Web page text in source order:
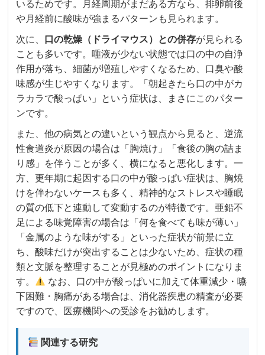
いるためです。月経周期がまだある方なら、排卵前後
や月経前に酸味が強まるパターンも見られます。
次に、 口の乾燥（ドライマウス）との併存が見られる
ことも多いです。唾液が少ない状態では口の中の自浄
作用が落ち、細菌が増殖しやすくなるため、口臭や酸
味感が生じやすくなります。「朝起きたら口の中がカ
ラカラで酸っぱい」という症状は、まさにこのパター
ンです。
また、他の病気との違いという観点から見ると、逆流
性食道炎が原因の場合は「胸焼け」「食後の胸の詰ま
り感」を伴うことが多く、横になると悪化します。一
方、更年期に起因する口の中が酸っぱい症状は、胸焼
けを伴わないケースも多く、精神的なストレスや睡眠
の質の低下と連動して変動するのが特徴です。亜鉛不
足による味覚障害の場合は「何を食べても味が薄い」
「金属のような味がする」といった症状が前景に立
ち、酸味だけが突出することは少ないため、症状の種
類と文脈を整理することが見極めのポイントになりま
す。
なお、口の中が酸っぱいに加えて体重減少・嚥
下困難・胸痛がある場合は、消化器疾患の精査が必要
ですので、医療機関への受診をお勧めします。
関連する研究